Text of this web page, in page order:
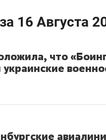
16 Августа
что
украинские
МАРТ
минимум